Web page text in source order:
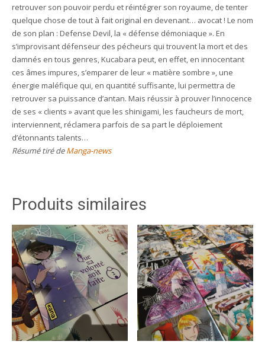
retrouver son pouvoir perdu et réintégrer son royaume, de tenter
quelque chose de tout à fait original en devenant… avocat ! Le nom
de son plan : Defense Devil, la « défense démoniaque ». En
s’improvisant défenseur des pécheurs qui trouvent la mort et des
damnés en tous genres, Kucabara peut, en effet, en innocentant
ces âmes impures, s’emparer de leur « matière sombre », une
énergie maléfique qui, en quantité suffisante, lui permettra de
retrouver sa puissance d’antan. Mais réussir à prouver l’innocence
de ses « clients » avant que les shinigami, les faucheurs de mort,
interviennent, réclamera parfois de sa part le déploiement
d’étonnants talents…
Résumé tiré deManga-news
Produits similaires